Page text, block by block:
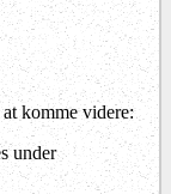
komme videre:
under